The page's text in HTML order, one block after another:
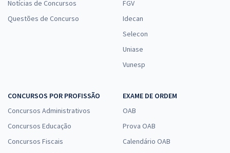
Notícias de Concursos
Questões de Concurso
FGV
Idecan
Selecon
Uniase
Vunesp
CONCURSOS POR PROFISSÃO
Concursos Administrativos
Concursos Educação
Concursos Fiscais
EXAME DE ORDEM
OAB
Prova OAB
Calendário OAB